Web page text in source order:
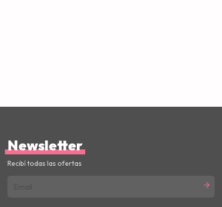
Newsletter
Recibí todas las ofertas